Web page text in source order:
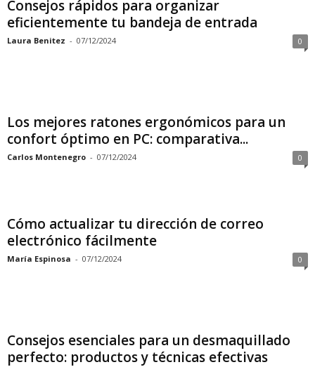
Consejos rápidos para organizar
eficientemente tu bandeja de entrada
Laura Benitez - 07/12/2024 0
Los mejores ratones ergonómicos para un
confort óptimo en PC: comparativa...
Carlos Montenegro - 07/12/2024 0
Cómo actualizar tu dirección de correo
electrónico fácilmente
María Espinosa - 07/12/2024 0
Consejos esenciales para un desmaquillado
perfecto: productos y técnicas efectivas